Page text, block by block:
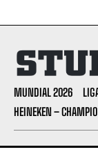
MUNDIAL 2026
HEINEKEN –